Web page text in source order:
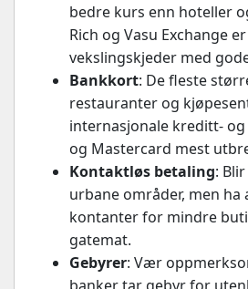
bedre kurs enn hoteller
Rich og Vasu Exchange
vekslingskjeder med
Bankkort: De fleste
restauranter og
internasjonale kreditt-
og Mastercard mest
Kontaktløs betaling:
urbane områder, men ha
kontanter for mindre
gatemat.
Gebyrer: Vær